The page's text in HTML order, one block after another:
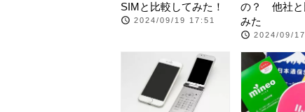
SIMと比較してみた！
2024/09/19 17:51
の？ 他社と
みた
2024/09/